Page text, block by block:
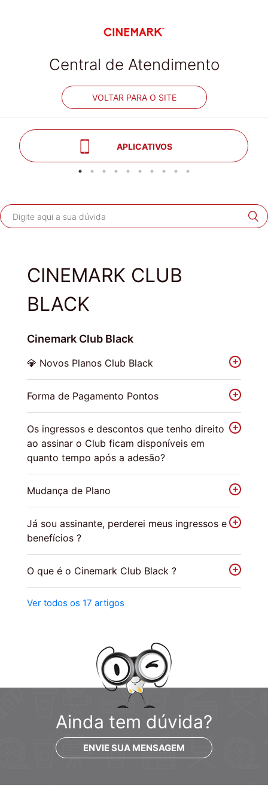
Central de Atendimento
VOLTAR PARA O SITE
APLICATIVOS
CINEMARK CLUB
BLACK
Cinemark Club Black
💎 Novos Planos Club Black
Forma de Pagamento Pontos
Os ingressos e descontos que tenho direito
ao assinar o Club ficam disponíveis em
quanto tempo após a adesão?
Mudança de Plano
Já sou assinante, perderei meus ingressos e
benefícios ?
O que é o Cinemark Club Black ?
Ver todos os 17 artigos
Ainda tem dúvida?
ENVIE SUA MENSAGEM